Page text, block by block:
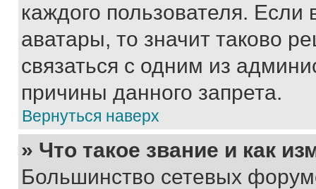
каждого пользователя.
аватары, то значит таково
связаться с одним из
причины данного запрета.
Вернуться наверх
» Что такое звание и как
Большинство сетевых